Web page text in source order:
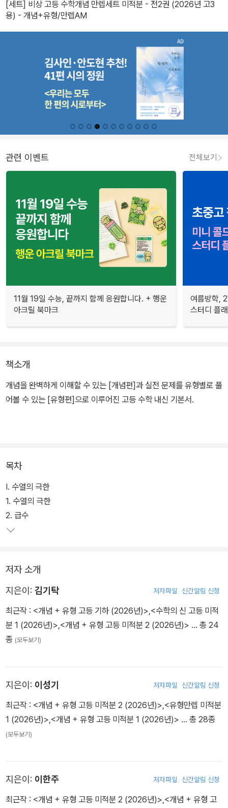
[세트] 비상 고등 수학개념 만렙세트 미적분 - 전2권 (2026년 고3
용) - 개념+유형/만렙AM
관련 이벤트 전체보기
11월 19일 수능, 끝까지 함께 응원합니다. + 행운
아크릴 북마크
여름방학,
스터디 플
책소개
개념을 완벽하게 이해할 수 있는 [개념편]과 실전 문제를 유형별로 풀
어볼 수 있는 [유형편]으로 이루어진 고등 수학 내신 기본서.
목차
Ⅰ. 수열의 극한
1. 수열의 극한
2. 급수
저자 소개
지은이: 김기탁 저자파일 신간알림 신청
최근작 : <개념 + 유형 고등 기하 (2026년)>,<수학의 신 고등 미적
분 1 (2026년)>,<개념 + 유형 고등 미적분 2 (2026년)> … 총 24
종 (모두보기)
지은이: 이성기 저자파일 신간알림 신청
최근작 : <개념 + 유형 고등 미적분 2 (2026년)>,<유형만렙 미적분
1 (2026년)>,<개념 + 유형 고등 미적분 1 (2026년)> … 총 28종
(모두보기)
지은이: 이한주 저자파일 신간알림 신청
최근작 : <개념 + 유형 고등 미적분 2 (2026년)>,<개념 + 유형 고